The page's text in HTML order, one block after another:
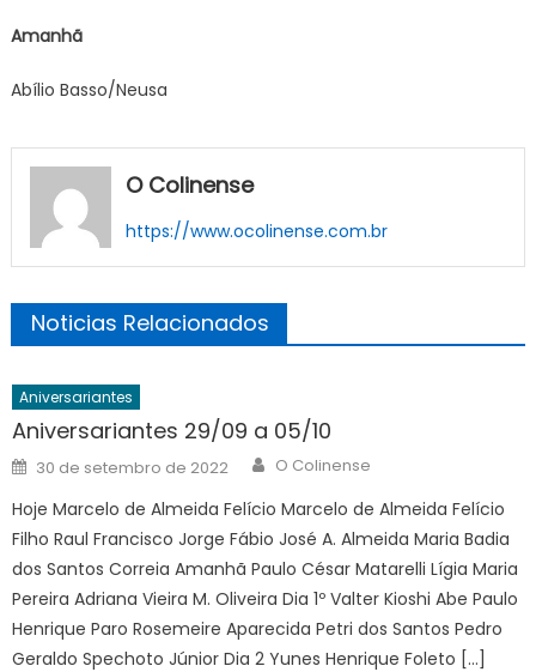
Amanhã
Abílio Basso/Neusa
O Colinense
https://www.ocolinense.com.br
Noticias Relacionados
Aniversariantes
Aniversariantes 29/09 a 05/10
Posted
on
30 de setembro de 2022 Author
O Colinense
Hoje Marcelo de Almeida Felício Marcelo de Almeida Felício
Filho Raul Francisco Jorge Fábio José A. Almeida Maria Badia
dos Santos Correia Amanhã Paulo César Matarelli Lígia Maria
Pereira Adriana Vieira M. Oliveira Dia 1º Valter Kioshi Abe Paulo
Henrique Paro Rosemeire Aparecida Petri dos Santos Pedro
Geraldo Spechoto Júnior Dia 2 Yunes Henrique Foleto […]